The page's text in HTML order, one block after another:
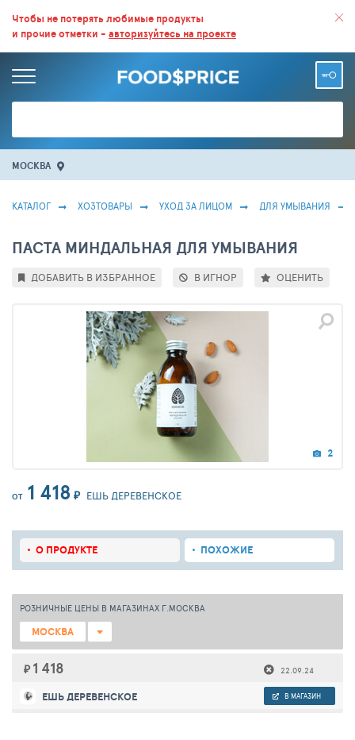
ВСЕ СКИДКИ И ВЫГОДНЫЕ ЦЕНЫ НА ПРОДУКТЫ В МАГАЗИНАХ.
БОЛЬШЕ 100 000 ТОВАРОВ. ЕЖЕДНЕВНОЕ ОБНОВЛЕНИЕ ЦЕН.
Чтобы не потерять любимые продукты
и прочие отметки - авторизуйтесь на проекте
МОСКВА
КАТАЛОГ ХОЗТОВАРЫ УХОД ЗА ЛИЦОМ ДЛЯ УМЫВАНИЯ
ПАСТА МИНДАЛЬНАЯ ДЛЯ УМЫВАНИЯ
2
ОТ 1 418 ₽ ЕШЬ ДЕРЕВЕНСКОЕ
ДОБАВИТЬ В ИЗБРАННОЕ В ИГНОР ОЦЕНИТЬ
О ПРОДУКТЕ ПОХОЖИЕ
РОЗНИЧНЫЕ ЦЕНЫ В МАГАЗИНАХ Г.МОСКВА
МОСКВА
₽ 1 418 22.09.24
ЕШЬ ДЕРЕВЕНСКОЕ В МАГАЗИН